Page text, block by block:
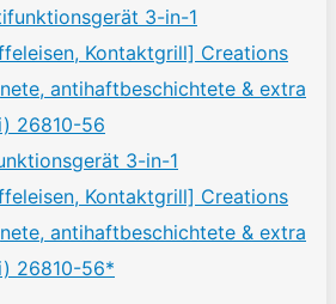
3-in-1
Kontaktgrill] Creations
antihaftbeschichtete & extra
26810-56*